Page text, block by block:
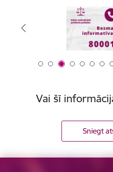
Vai šī
Sniegt